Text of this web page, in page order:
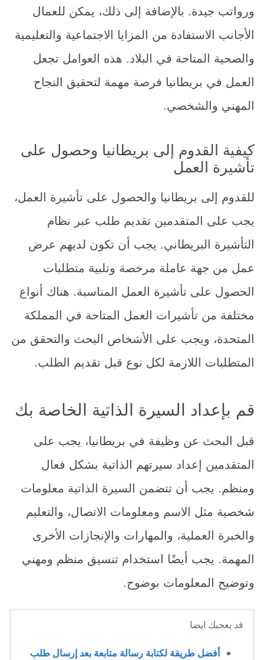
ورواتب جيدة. بالإضافة إلى ذلك، يمكن للعمال
الأجانب الاستفادة من المزايا الاجتماعية والتعليمية
والصحية المتاحة في البلاد. هذه العوامل تجعل
العمل في بريطانيا فرصة مهمة لتحقيق النجاح
المهني والشخصي.
كيفية القدوم إلى بريطانيا وحصول على
تأشيرة العمل
للقدوم إلى بريطانيا والحصول على تأشيرة العمل،
يجب على المتقدمين تقديم طلب عبر نظام
التأشيرة البريطاني. يجب أن تكون لديهم عرض
عمل من جهة عاملة مرخصة وتلبية متطلبات
الحصول على تأشيرة العمل المناسبة. هناك أنواع
مختلفة من تأشيرات العمل المتاحة في المملكة
المتحدة، ويجب على الأشخاص البحث والتحقق من
المتطلبات اللازمة لكل نوع قبل تقديم الطلب.
قم بإعداد السيرة الذاتية الخاصة بك
قبل البحث عن وظيفة في بريطانيا، يجب على
المتقدمين إعداد سيرتهم الذاتية بشكل فعال
ومنظم. يجب أن تتضمن السيرة الذاتية معلومات
شخصية مثل الاسم ومعلومات الاتصال، والتعليم
والخبرة العملية، والمهارات والإنجازات الأخرى
المهمة. يجب أيضًا استخدام تنسيق منظم ومهني
وتوضيح المعلومات بوضوح.
قد يعجبك ايضا
أفضل طريقة لكتابة رسالة متابعة بعد إرسال طلب